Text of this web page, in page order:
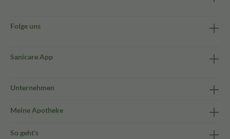
Folge uns
Sanicare App
Unternehmen
Meine Apotheke
So geht's